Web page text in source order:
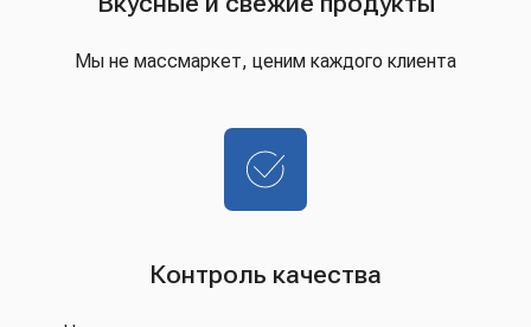
Мы не массмаркет, ценим каждого клиента
Контроль качества